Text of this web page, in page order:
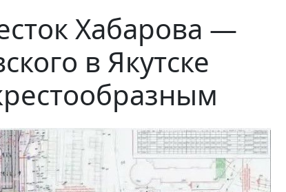
Хабарова —
в Якутске